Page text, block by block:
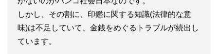
しかし、その割に、印鑑に関する知識(法律的な意
味)は不足していて、金銭をめぐるトラブルが続出し
ています。